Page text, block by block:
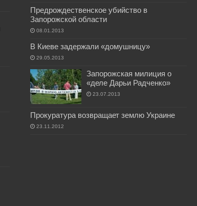
Предрождественское убийство в
Запорожской области
08.01.2013
В Киеве задержали «домушницу»
29.05.2013
Запорожская милиция о
«деле Дарьи Радченко»
23.07.2013
Прокуратура возвращает землю Украине
23.11.2012